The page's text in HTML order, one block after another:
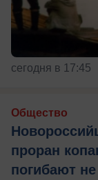
сегодня в 17:45
Общество
проран
погибают